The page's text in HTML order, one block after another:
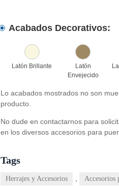
Acabados Decorativos:
Latón Brillante
Latón
Envejecido
Lo acabados mostrados no son
producto.
No dude en contactarnos para
en los diversos accesorios para
Tags
Herrajes y Accesorios Accesorios